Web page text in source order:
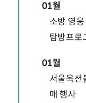
01월
소방 영
탐방프로
01월
서울옥션
매 행사